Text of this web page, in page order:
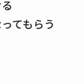
てもらう